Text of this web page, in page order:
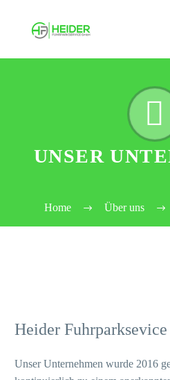


UNSER
Home Über uns
Heider
Unser Unternehmen wurde 2016